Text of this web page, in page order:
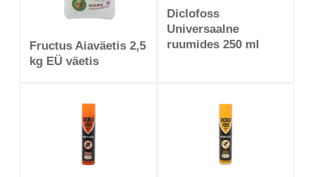
Fructus Aiaväetis 2,5
kg EÜ väetis
Diclofoss
Universaalne
ruumides 250 ml